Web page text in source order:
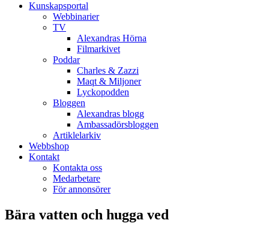
Kunskapsportal
Webbinarier
TV
Alexandras Hörna
Filmarkivet
Poddar
Charles & Zazzi
Maqt & Miljoner
Lyckopodden
Bloggen
Alexandras blogg
Ambassadörsbloggen
Artiklelarkiv
Webbshop
Kontakt
Kontakta oss
Medarbetare
För annonsörer
Bära vatten och hugga ved